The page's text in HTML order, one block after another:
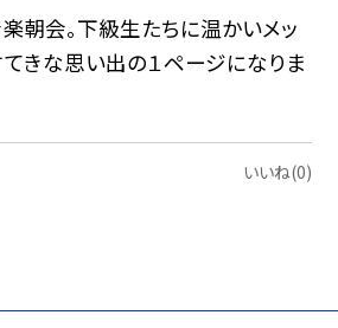
朝会。下級生たちに温かいメッ
てきな思い出の１ページになりま
いいね(0)